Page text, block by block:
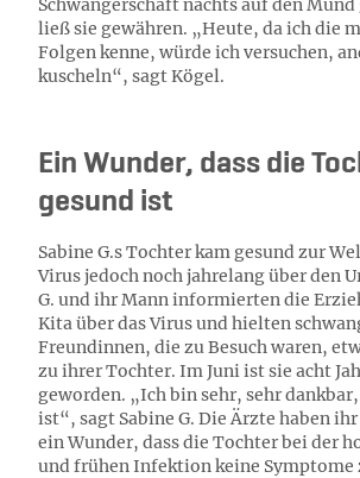
Schwangerschaft nachts auf den
ließ sie gewähren. „Heute, da ich die
Folgen kenne, würde ich versuchen,
kuscheln“, sagt Kögel.
Ein Wunder, dass die
gesund ist
Sabine G.s Tochter kam gesund zur
Virus jedoch noch jahrelang über den
G. und ihr Mann informierten die
Kita über das Virus und hielten
Freundinnen, die zu Besuch waren,
zu ihrer Tochter. Im Juni ist sie acht
geworden. „Ich bin sehr, sehr dankbar,
ist“, sagt Sabine G. Die Ärzte haben
ein Wunder, dass die Tochter bei der
und frühen Infektion keine Symptome